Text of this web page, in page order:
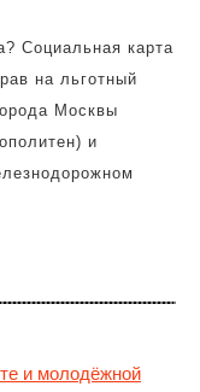
Социальная карта
на льготный
Москвы
и
и молодёжной